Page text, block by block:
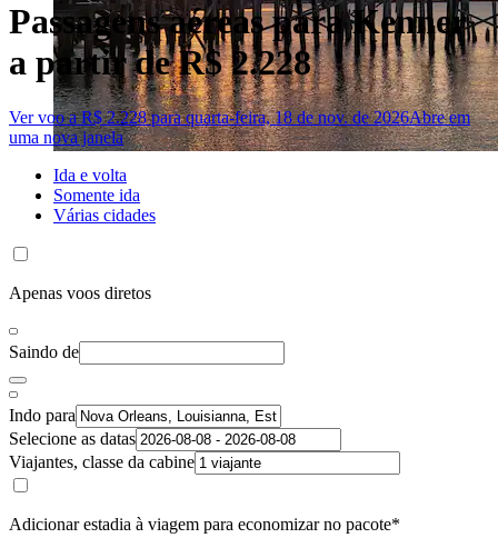
Passagens aéreas para Kenner
a partir de R$ 2.228
Ver voo a R$ 2.228 para quarta-feira, 18 de nov. de 2026Abre em
uma nova janela
Ida e volta
Somente ida
Várias cidades
Apenas voos diretos
Saindo de
Indo para
Selecione as datas
Viajantes, classe da cabine
Adicionar estadia à viagem para economizar no pacote*